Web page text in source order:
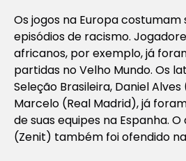
Os jogos na Europa
episódios de racismo.
africanos, por exemplo, já
partidas no Velho Mundo. Os
Seleção Brasileira, Daniel
Marcelo (Real Madrid), já
de suas equipes na Espanha.
(Zenit) também foi ofendido na